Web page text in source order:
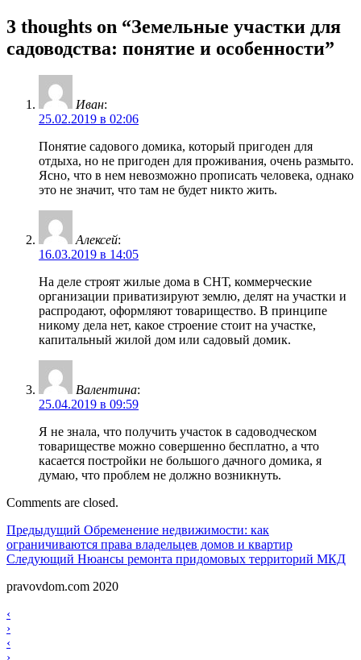
3 thoughts on “Земельные участки для
садоводства: понятие и особенности”
Иван:
25.02.2019 в 02:06
Понятие садового домика, который пригоден для
отдыха, но не пригоден для проживания, очень размыто.
Ясно, что в нем невозможно прописать человека, однако
это не значит, что там не будет никто жить.
Алексей:
16.03.2019 в 14:05
На деле строят жилые дома в СНТ, коммерческие
организации приватизируют землю, делят на участки и
распродают, оформляют товарищество. В принципе
никому дела нет, какое строение стоит на участке,
капитальный жилой дом или садовый домик.
Валентина:
25.04.2019 в 09:59
Я не знала, что получить участок в садоводческом
товариществе можно совершенно бесплатно, а что
касается постройки не большого дачного домика, я
думаю, что проблем не должно возникнуть.
Comments are closed.
Навигация
по
записям
Предыдущий Предыдущий
Обременение недвижимости: как
ограничиваются права владельцев домов и квартир
Следующий Следующий
Нюансы ремонта придомовых территорий МКД
pravovdom.com 2020
Scroll
Up
Навигация
по
‹
›
Навигация
‹